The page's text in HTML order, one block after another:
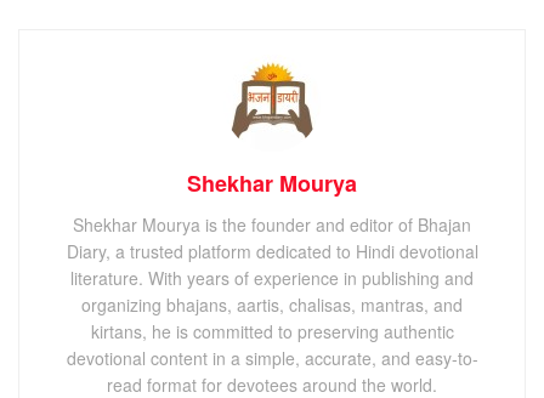
Shekhar Mourya
Shekhar Mourya is the founder and editor of Bhajan
Diary, a trusted platform dedicated to Hindi devotional
literature. With years of experience in publishing and
organizing bhajans, aartis, chalisas, mantras, and
kirtans, he is committed to preserving authentic
devotional content in a simple, accurate, and easy-to-
read format for devotees around the world.